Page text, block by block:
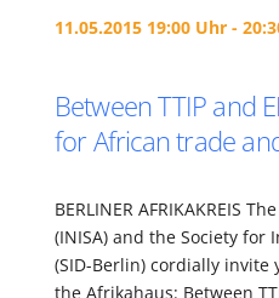
11.05.2015 19:00 Uhr -
Between TTIP and
for African trade
BERLINER AFRIKAKREIS
(INISA) and the Society
(SID-Berlin) cordially
the Afrikahaus: Between